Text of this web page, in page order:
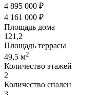
4 895 000 ₽
4 161 000 ₽
Площадь дома
121,2
Площадь террасы
49,5 м2
Количество этажей
2
Количество спален